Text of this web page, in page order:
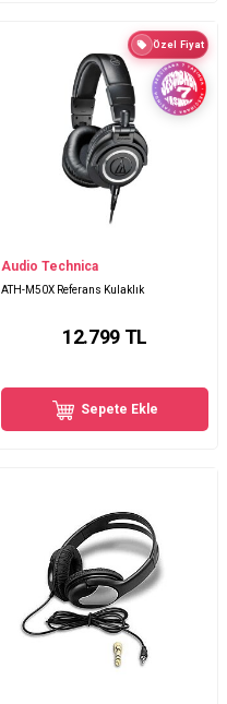
Özel Fiyat
Audio Technica
ATH-M50X Referans Kulaklık
12.799TL
Sepete Ekle